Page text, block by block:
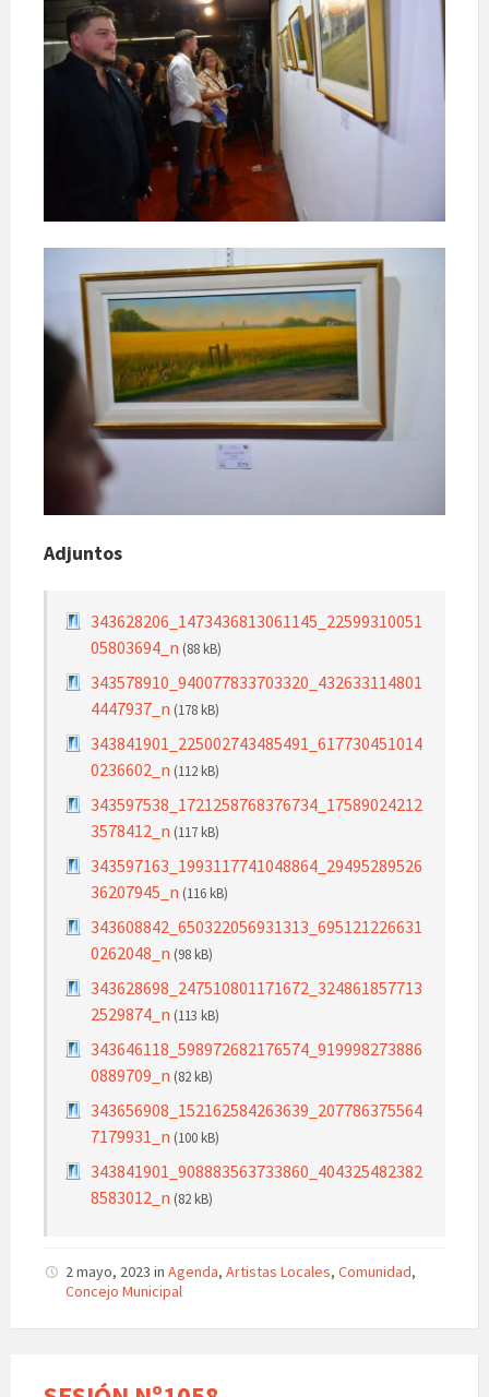
Adjuntos
343628206_1473436813061145_22599310051
05803694_n (88 kB)
343578910_940077833703320_432633114801
4447937_n (178 kB)
343841901_225002743485491_617730451014
0236602_n (112 kB)
343597538_1721258768376734_17589024212
3578412_n (117 kB)
343597163_1993117741048864_29495289526
36207945_n (116 kB)
343608842_650322056931313_695121226631
0262048_n (98 kB)
343628698_247510801171672_324861857713
2529874_n (113 kB)
343646118_598972682176574_919998273886
0889709_n (82 kB)
343656908_152162584263639_207786375564
7179931_n (100 kB)
343841901_908883563733860_404325482382
8583012_n (82 kB)
2 mayo, 2023 in Agenda, Artistas Locales, Comunidad,
Concejo Municipal